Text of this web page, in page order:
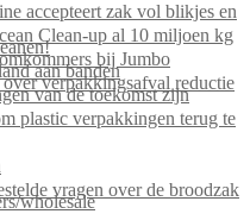
accepteert zak vol blikjes en
Clean-up al 10 miljoen kg
bij Jumbo
aan banden
verpakkingsafval reductie
van de toekomst zijn
plastic verpakkingen terug te
vragen over de broodzak
wholesale